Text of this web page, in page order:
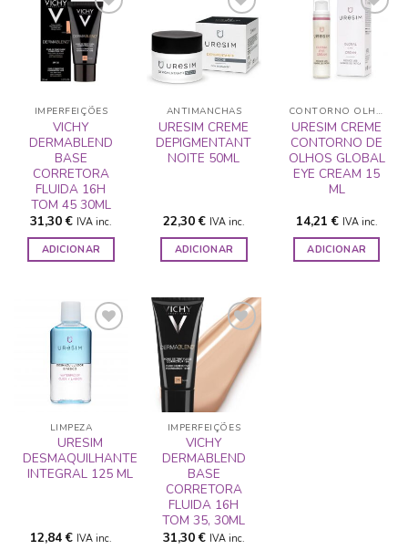
ADICIONAR
A LISTA DE
IMPERFEIÇÕES
VICHY
DERMABLEND
BASE
CORRETORA
FLUIDA 16H
TOM 45 30ML
31,30€ IVA inc.
ADICIONAR
ADICIONAR
A LISTA DE
ANTIMANCHAS
URESIM CREME
DEPIGMENTANT
NOITE 50ML
22,30€ IVA inc.
ADICIONAR
ADICIONAR
A LISTA DE
CONTORNO OLHOS
URESIM CREME
CONTORNO DE
OLHOS GLOBAL
EYE CREAM 15
ML
14,21€ IVA inc.
ADICIONAR
ADICIONAR
A LISTA DE
DESEJOS
LIMPEZA
URESIM
DESMAQUILHANTE
INTEGRAL 125 ML
12,84€ IVA inc.
ADICIONAR
A LISTA DE
DESEJOS
IMPERFEIÇÕES
VICHY
DERMABLEND
BASE
CORRETORA
FLUIDA 16H
TOM 35, 30ML
31,30€ IVA inc.